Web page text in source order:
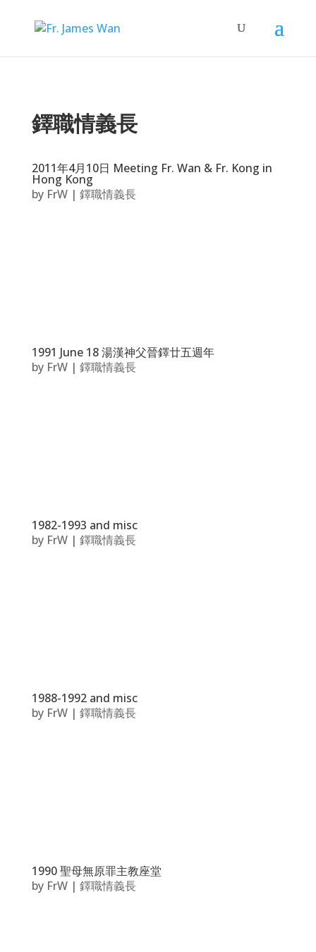
鐸職情義長
2011年4月10日 Meeting Fr. Wan & Fr. Kong in
Hong Kong
by FrW| 鐸職情義長
1991 June 18 湯漢神父晉鐸廿五週年
by FrW| 鐸職情義長
1982-1993 and misc
by FrW| 鐸職情義長
1988-1992 and misc
by FrW| 鐸職情義長
1990 聖母無原罪主教座堂
by FrW| 鐸職情義長